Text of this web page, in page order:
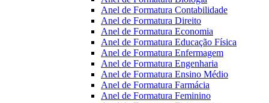
Anel de Formatura Contabilidade
Anel de Formatura Direito
Anel de Formatura Economia
Anel de Formatura Educação Física
Anel de Formatura Enfermagem
Anel de Formatura Engenharia
Anel de Formatura Ensino Médio
Anel de Formatura Farmácia
Anel de Formatura Feminino